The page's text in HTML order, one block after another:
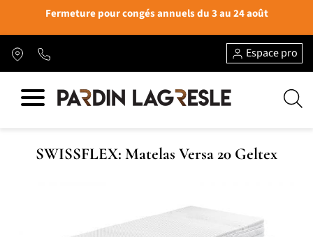
Fermeture pour congés annuels du 3 au 24 août
Espace pro
SWISSFLEX: Matelas Versa 20 Geltex